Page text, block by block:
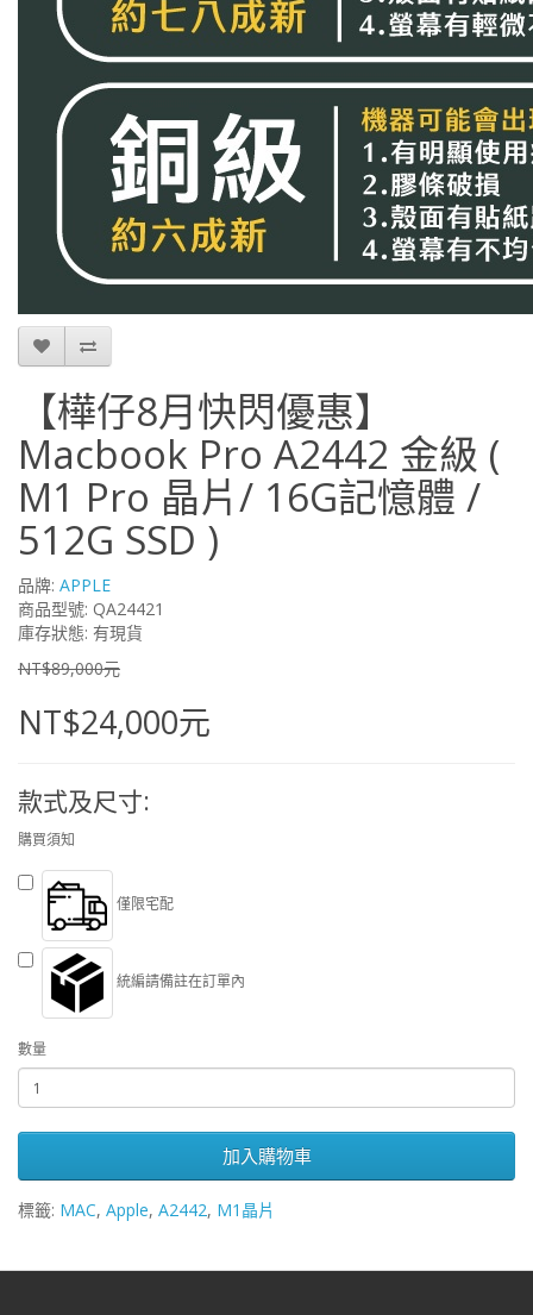
【樺仔8月快閃優惠】
Macbook Pro A2442 金級 (
M1 Pro 晶片/ 16G記憶體 /
512G SSD )
品牌: APPLE
商品型號: QA24421
庫存狀態: 有現貨
NT$89,000元
NT$24,000元
款式及尺寸:
購買須知
僅限宅配
統編請備註在訂單內
數量
加入購物車
標籤: MAC, Apple, A2442, M1晶片